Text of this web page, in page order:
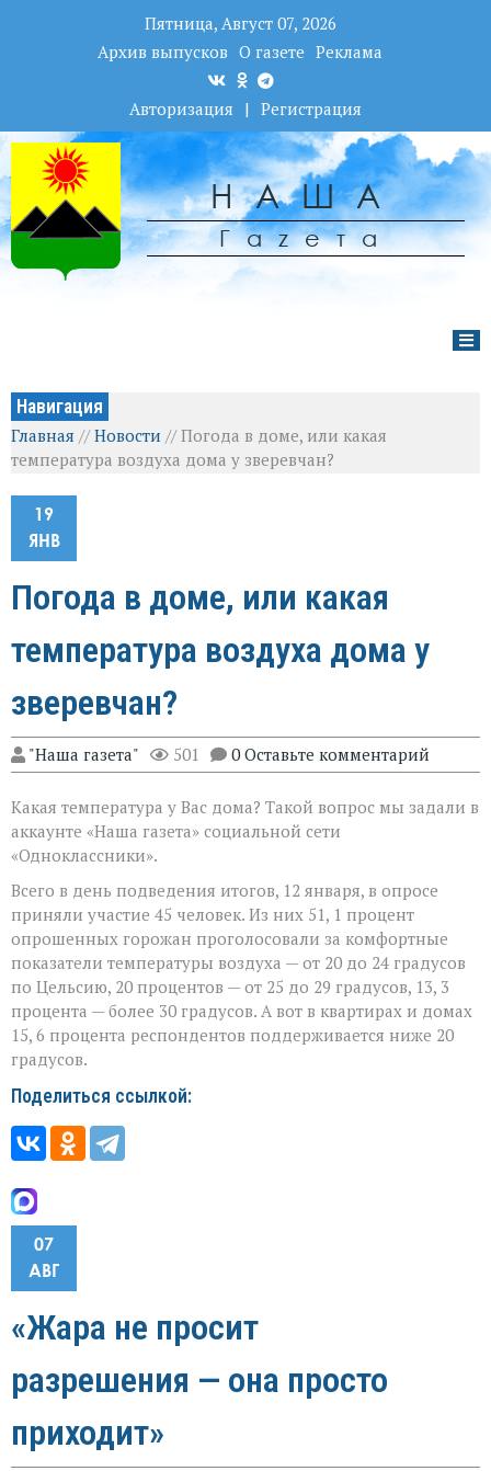
Пятница, Август 07, 2026
Архив выпусков О газете Реклама
Авторизация | Регистрация
НАША
Гаzета
Навигация
Главная //Новости //Погода в доме, или какая
температура воздуха дома у зверевчан?
19
ЯНВ
Погода в доме, или какая
температура воздуха дома у
зверевчан?
"Наша газета" 501 0 Оставьте комментарий
Какая температура у Вас дома? Такой вопрос мы задали в
аккаунте «Наша газета» социальной сети
«Одноклассники».
Всего в день подведения итогов, 12 января, в опросе
приняли участие 45 человек. Из них 51, 1 процент
опрошенных горожан проголосовали за комфортные
показатели температуры воздуха — от 20 до 24 градусов
по Цельсию, 20 процентов — от 25 до 29 градусов, 13, 3
процента — более 30 градусов. А вот в квартирах и домах
15, 6 процента респондентов поддерживается ниже 20
градусов.
Поделиться ссылкой:
07
АВГ
«Жара не просит
разрешения — она просто
приходит»